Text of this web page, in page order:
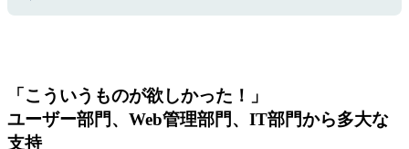
「こういうものが欲しかった！」
ユーザー部門、Web管理部門、IT部門から多大な
支持